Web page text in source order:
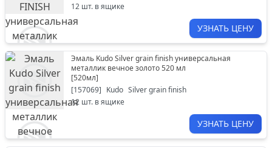
12 шт. в ящике
УЗНАТЬ ЦЕНУ
Эмаль Kudo Silver grain finish универсальная
металлик вечное золото 520 мл
[520мл]
[157069] Kudo Silver grain finish
12 шт. в ящике
УЗНАТЬ ЦЕНУ